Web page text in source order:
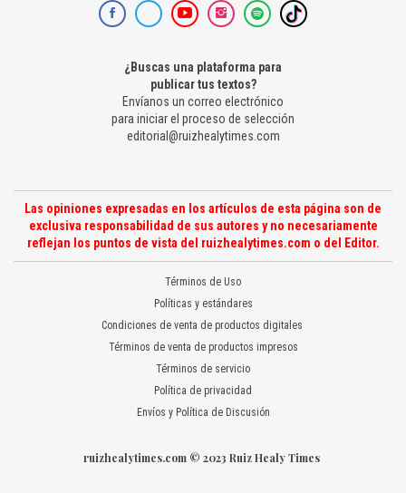
¿Buscas una plataforma para
publicar tus textos?
Envíanos un correo electrónico
para iniciar el proceso de selección
editorial@ruizhealytimes.com
Las opiniones expresadas en los artículos de esta página son de
exclusiva responsabilidad de sus autores y no necesariamente
reflejan los puntos de vista del ruizhealytimes.com o del Editor.
Términos de Uso
Políticas y estándares
Condiciones de venta de productos digitales
Términos de venta de productos impresos
Términos de servicio
Política de privacidad
Envíos y Política de Discusión
ruizhealytimes.com © 2023 Ruiz Healy Times